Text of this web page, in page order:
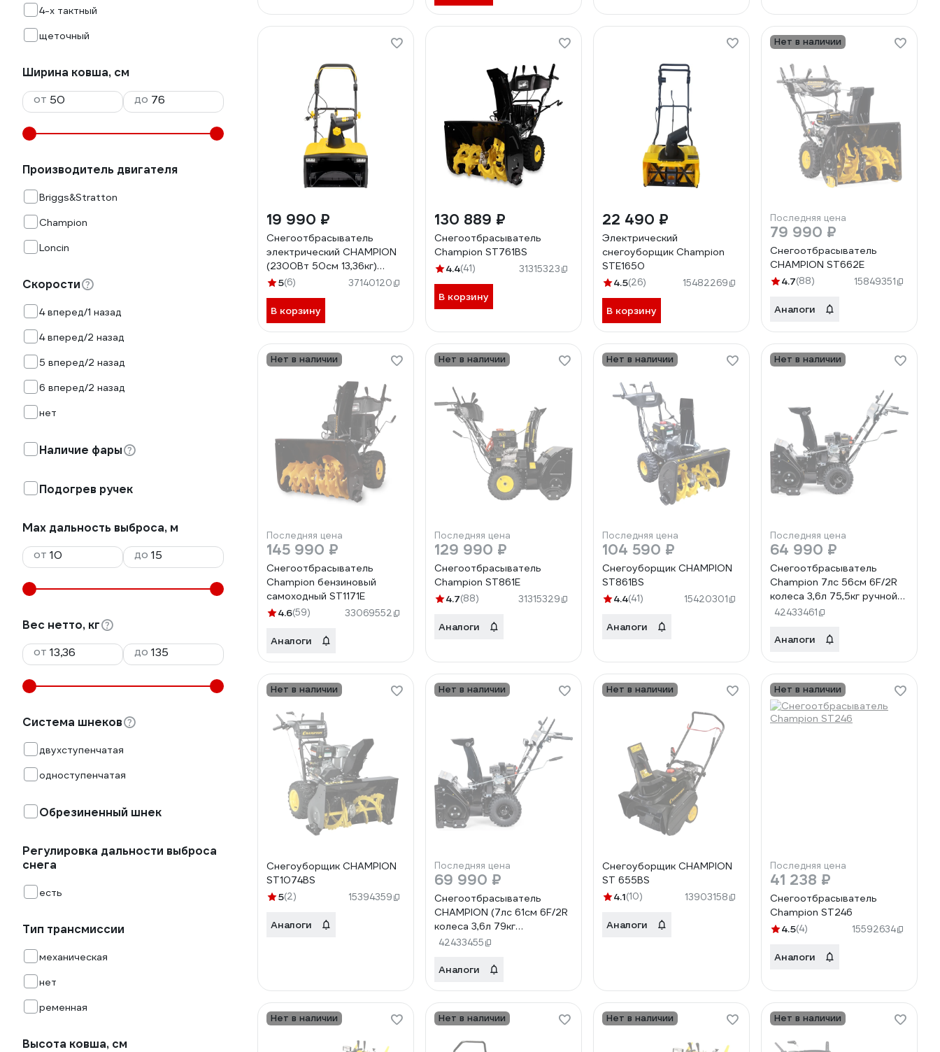
4-х тактный
щеточный
Ширина ковша, см
от
до
Производитель двигателя
Briggs&Stratton
Champion
Loncin
Скорости
4 вперед/1 назад
4 вперед/2 назад
5 вперед/2 назад
6 вперед/2 назад
нет
Наличие фары
Подогрев ручек
Max дальность выброса, м
от
до
Вес нетто, кг
от
до
Система шнеков
двухступенчатая
одноступенчатая
Обрезиненный шнек
Регулировка дальности выброса
снега
есть
Тип трансмиссии
механическая
нет
ременная
Высота ковша, см
19 990 ₽
Снегоотбрасыватель
электрический CHAMPION
(2300Вт 50см 13,36кг)
STE2350
5(6) 37140120
В корзину
130 889 ₽
Снегоотбрасыватель
Champion ST761BS
4.4(41) 31315323
В корзину
22 490 ₽
Электрический
снегоуборщик Champion
STE1650
4.5(26) 15482269
В корзину
Нет в наличии
Последняя цена
79 990 ₽
Снегоотбрасыватель
CHAMPION ST662E
4.7(88) 15849351
Аналоги
Нет в наличии
Последняя цена
145 990 ₽
Снегоотбрасыватель
Champion бензиновый
самоходный ST1171E
4.6(59) 33069552
Аналоги
Нет в наличии
Последняя цена
129 990 ₽
Снегоотбрасыватель
Champion ST861E
4.7(88) 31315329
Аналоги
Нет в наличии
Последняя цена
104 590 ₽
Снегоуборщик CHAMPION
ST861BS
4.4(41) 15420301
Аналоги
Нет в наличии
Последняя цена
64 990 ₽
Снегоотбрасыватель
Champion 7лс 56см 6F/2R
колеса 3,6л 75,5кг ручной
стартер ST654
42433461
Аналоги
Нет в наличии
Снегоуборщик CHAMPION
ST1074BS
5(2) 15394359
Аналоги
Нет в наличии
Последняя цена
69 990 ₽
Снегоотбрасыватель
CHAMPION (7лс 61см 6F/2R
колеса 3,6л 79кг
руч.стартер, фара) ST663
42433455
Аналоги
Нет в наличии
Снегоуборщик CHAMPION
ST 655BS
4.1(10) 13903158
Аналоги
Нет в наличии
Последняя цена
41 238 ₽
Снегоотбрасыватель
Champion ST246
4.5(4) 15592634
Аналоги
Нет в наличии Нет в наличии Нет в наличии Нет в наличии